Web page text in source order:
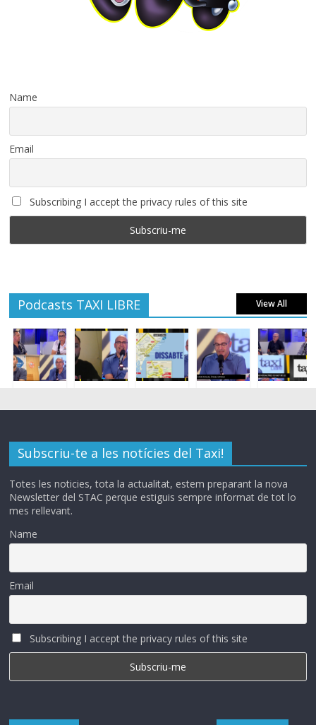
Name
Email
Subscribing I accept the privacy rules of this site
Podcasts TAXI LIBRE View All
Subscriu-te a les notícies del Taxi!
Totes les noticies, tota la actualitat, estem preparant la nova
Newsletter del STAC perque estiguis sempre informat de tot lo
mes rellevant.
Name
Email
Subscribing I accept the privacy rules of this site